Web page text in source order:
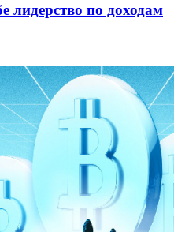
лидерство по доходам